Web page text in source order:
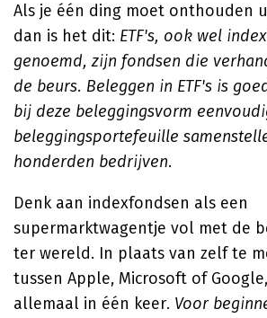
Als je één ding moet onthouden
dan is het dit: ETF's, ook wel
genoemd, zijn fondsen die
de beurs. Beleggen in ETF's is
bij deze beleggingsvorm
beleggingsportefeuille
honderden bedrijven.
Denk aan indexfondsen als een
supermarktwagentje vol met de
ter wereld. In plaats van zelf te
tussen Apple, Microsoft of
allemaal in één keer. Voor